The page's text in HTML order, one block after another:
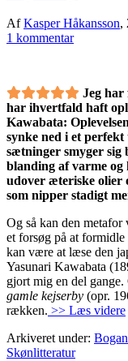
AfKasper Håkansson,
1 kommentar
Jeg har
har ihvertfald haft
Kawabata:
synke ned i et
sætninger smyger
blanding af varme og
udover æteriske olier
som nipper stadigt
Og så kan den
et forsøg på at
kan være at læse den
Yasunari Kawabata
gjort mig en del
gamle kejserby (opr.
rækken. >> Læs videre
Arkiveret under:
Skønlitteratur